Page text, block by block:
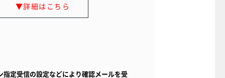
の展示場にご来
▼詳細はこちら
指定受信の設定などにより確認メールを受